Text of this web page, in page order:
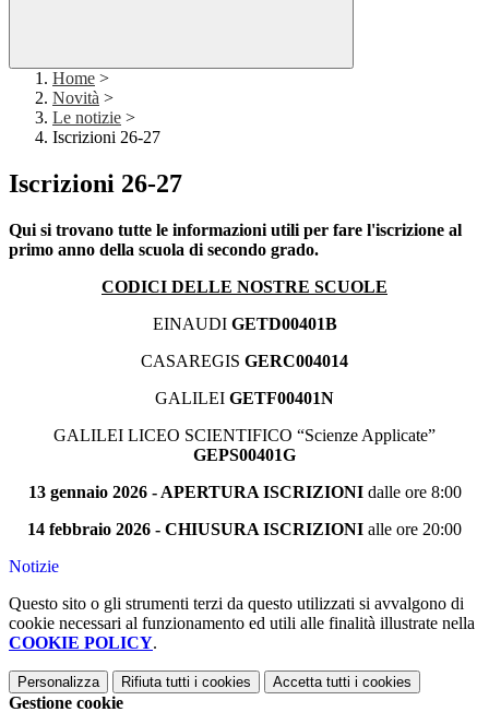
Home >
Novità >
Le notizie >
Iscrizioni 26-27
Iscrizioni 26-27
Qui si trovano tutte le informazioni utili per fare l'iscrizione al
primo anno della scuola di secondo grado.
CODICI DELLE NOSTRE SCUOLE
EINAUDI GETD00401B
CASAREGIS GERC004014
GALILEI GETF00401N
GALILEI LICEO SCIENTIFICO “Scienze Applicate”
GEPS00401G
13 gennaio 2026 - APERTURA ISCRIZIONIdalle ore 8:00
14 febbraio 2026 - CHIUSURA ISCRIZIONI alle ore 20:00
Notizie
Questo sito o gli strumenti terzi da questo utilizzati si avvalgono di
cookie necessari al funzionamento ed utili alle finalità illustrate nella
COOKIE POLICY.
Personalizza Rifiuta tutti i cookies Accetta tutti i cookies
Gestione cookie